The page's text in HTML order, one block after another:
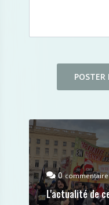
0commentaire
L'actualité de